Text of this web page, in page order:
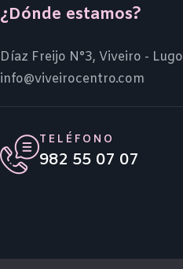
¿Dónde estamos?
Díaz Freijo N°3, Viveiro - Lugo
info@viveirocentro.com
TELÉFONO
982 55 07 07